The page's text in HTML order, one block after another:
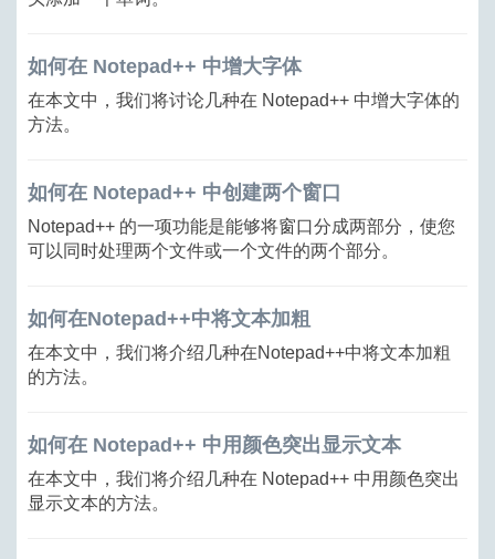
如何在 Notepad++ 中增大字体
在本文中，我们将讨论几种在 Notepad++ 中增大字体的
方法。
如何在 Notepad++ 中创建两个窗口
Notepad++ 的一项功能是能够将窗口分成两部分，使您
可以同时处理两个文件或一个文件的两个部分。
如何在Notepad++中将文本加粗
在本文中，我们将介绍几种在Notepad++中将文本加粗
的方法。
如何在 Notepad++ 中用颜色突出显示文本
在本文中，我们将介绍几种在 Notepad++ 中用颜色突出
显示文本的方法。